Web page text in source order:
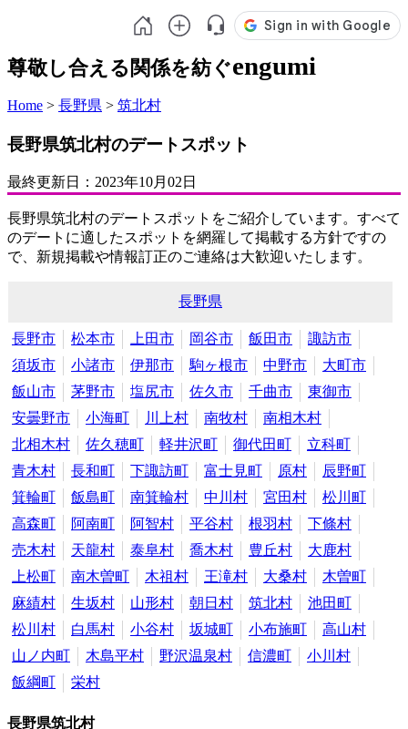
尊敬し合える関係を紡ぐengumi
Home > 長野県 > 筑北村
長野県筑北村のデートスポット
最終更新日： 2023年10月02日
長野県筑北村のデートスポットをご紹介しています。すべて
のデートに適したスポットを網羅して掲載する方針ですの
で、新規掲載や情報訂正のご連絡は大歓迎いたします。
長野県
長野市 松本市 上田市 岡谷市 飯田市
諏訪市
須坂市
小諸市 伊那市 駒ヶ根市 中野市
大町市
飯山市
茅野市 塩尻市 佐久市 千曲市
東御市
安曇野市
小海町 川上村 南牧村
南相木村
北相木村
佐久穂町 軽井沢町 御代田町
立科町
青木村
長和町 下諏訪町 富士見町 原村
辰野町
箕輪町
飯島町 南箕輪村 中川村 宮田村
松川町
高森町
阿南町 阿智村 平谷村 根羽村
下條村
売木村
天龍村 泰阜村 喬木村 豊丘村
大鹿村
上松町
南木曽町 木祖村 王滝村 大桑村
木曽町
麻績村
生坂村 山形村 朝日村 筑北村
池田町
松川村
白馬村 小谷村 坂城町 小布施町
高山村
山ノ内町
木島平村 野沢温泉村 信濃町
小川村
飯綱町
栄村
長野県筑北村